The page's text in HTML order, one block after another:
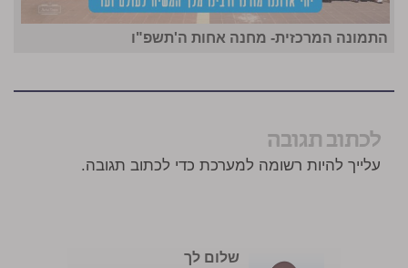
התמונה המרכזית- מחנה אחות ה'תשפ"ו
לכתוב תגובה
עלייך להיות רשומה למערכת כדי לכתוב תגובה.
שלום לך